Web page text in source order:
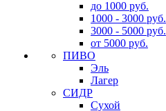
до 1000 руб.
1000 - 3000 руб.
3000 - 5000 руб.
от 5000 руб.
ПИВО
Эль
Лагер
СИДР
Сухой